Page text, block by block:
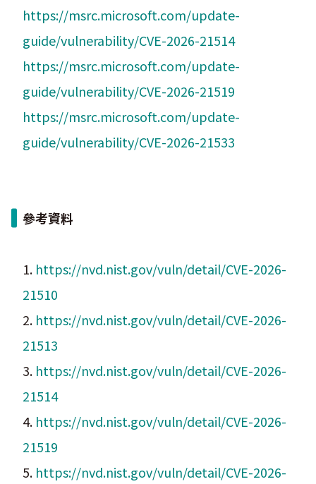
https://msrc.microsoft.com/update-
guide/vulnerability/CVE-2026-21514
https://msrc.microsoft.com/update-
guide/vulnerability/CVE-2026-21519
https://msrc.microsoft.com/update-
guide/vulnerability/CVE-2026-21533
參考資料
1. https://nvd.nist.gov/vuln/detail/CVE-2026-
21510
2. https://nvd.nist.gov/vuln/detail/CVE-2026-
21513
3. https://nvd.nist.gov/vuln/detail/CVE-2026-
21514
4. https://nvd.nist.gov/vuln/detail/CVE-2026-
21519
5. https://nvd.nist.gov/vuln/detail/CVE-2026-